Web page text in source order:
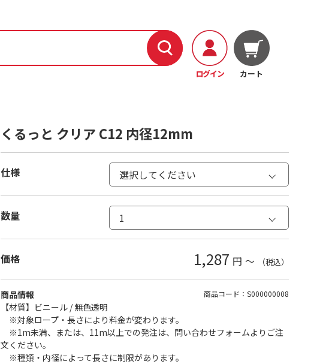
ログイン カート
くるっと クリア C12 内径12mm
仕様
数量
価格 1,287 円 ～ （税込）
商品情報 商品コード：S000000008
【材質】ビニール / 無色透明
※対象ロープ・長さにより料金が変わります。
※1m未満、または、11m以上での発注は、問い合わせフォームよりご注
文ください。
※種類・内径によって長さに制限があります。